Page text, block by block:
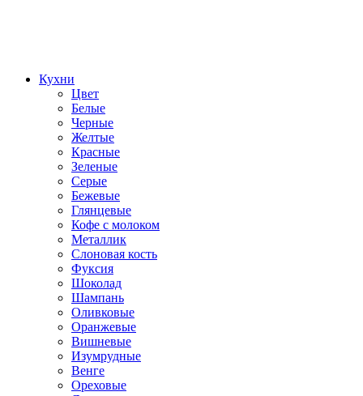
Кухни
Цвет
Белые
Черные
Желтые
Красные
Зеленые
Серые
Бежевые
Глянцевые
Кофе с молоком
Металлик
Слоновая кость
Фуксия
Шоколад
Шампань
Оливковые
Оранжевые
Вишневые
Изумрудные
Венге
Ореховые